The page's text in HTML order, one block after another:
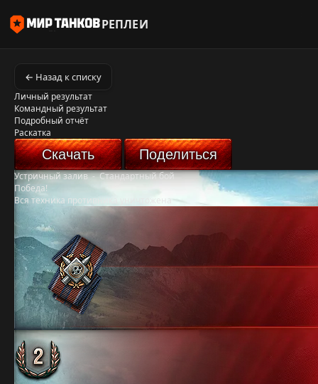
РЕПЛЕИ
← Назад к списку
Личный результат
Командный результат
Подробный отчёт
Раскатка
Скачать Поделиться
Устричный залив-Стандартный бой
Победа!
Вся техника противника уничтожена